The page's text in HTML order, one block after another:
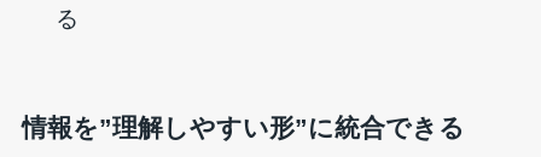
る
情報を”理解しやすい形”に統合できる